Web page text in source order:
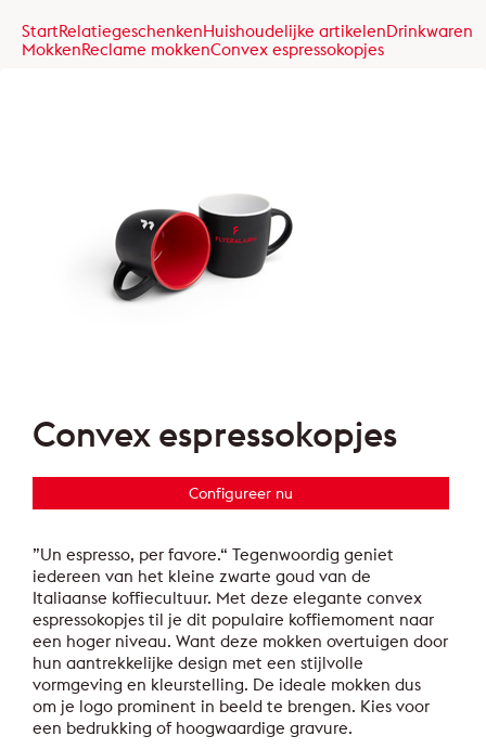
StartRelatiegeschenkenHuishoudelijke artikelenDrinkwaren
MokkenReclame mokkenConvex espressokopjes
Convex espressokopjes
Configureer nu
”Un espresso, per favore.“ Tegenwoordig geniet
iedereen van het kleine zwarte goud van de
Italiaanse koffiecultuur. Met deze elegante convex
espressokopjes til je dit populaire koffiemoment naar
een hoger niveau. Want deze mokken overtuigen door
hun aantrekkelijke design met een stijlvolle
vormgeving en kleurstelling. De ideale mokken dus
om je logo prominent in beeld te brengen. Kies voor
een bedrukking of hoogwaardige gravure.